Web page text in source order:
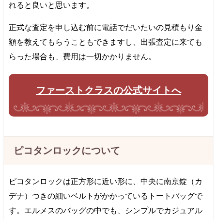
れると良いと思います。
正式な査定を申し込む前に電話でだいたいの見積もり金
額を教えてもらうこともできますし、出張査定に来ても
らった場合も、費用は一切かかりません。
ファーストクラスの公式サイトへ
ピコタンロックについて
ピコタンロックは正方形に近い形に、中央に南京錠（カ
デナ）つきの細いベルトがかかっているトートバッグで
す。エルメスのバッグの中でも、シンプルでカジュアル